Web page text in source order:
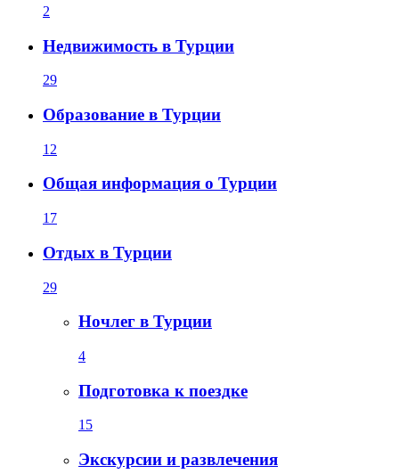
2
Недвижимость в Турции
29
Образование в Турции
12
Общая информация о Турции
17
Отдых в Турции
29
Ночлег в Турции
4
Подготовка к поездке
15
Экскурсии и развлечения